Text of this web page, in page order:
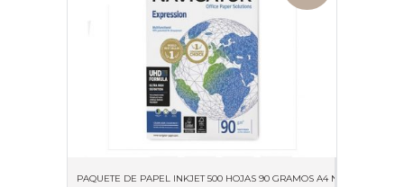
PAQUETE DE PAPEL INKJET 500 HOJAS 90 GRAMOS A4 NAV-90-A4